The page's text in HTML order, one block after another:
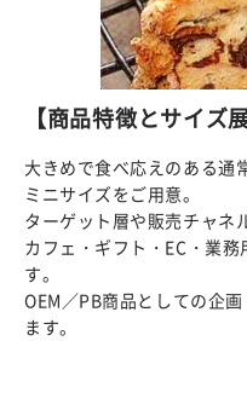
【商品特徴とサイズ
大きめで食べ応えのある通
ミニサイズをご用意。
ターゲット層や販売チャネ
カフェ・ギフト・EC・業
す。
OEM／PB商品としての企
ます。